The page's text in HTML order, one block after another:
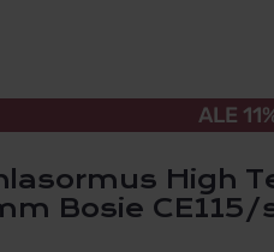
ALE
Bosie CE115/